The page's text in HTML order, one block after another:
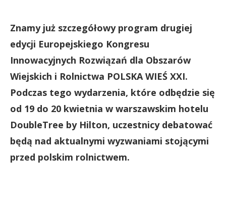
Znamy już szczegółowy program drugiej
edycji Europejskiego Kongresu
Innowacyjnych Rozwiązań dla Obszarów
Wiejskich i Rolnictwa POLSKA WIEŚ XXI.
Podczas tego wydarzenia, które odbędzie się
od 19 do 20 kwietnia w warszawskim hotelu
DoubleTree by Hilton, uczestnicy debatować
będą nad aktualnymi wyzwaniami stojącymi
przed polskim rolnictwem.